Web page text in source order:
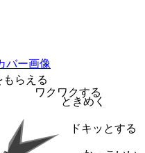
もらえる
ワクワクする
ときめく
ドキッとする